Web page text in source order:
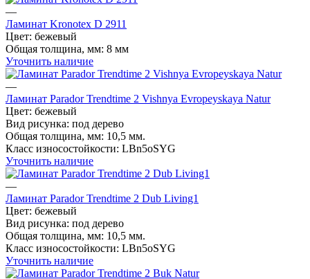
—
Ламинат Kronotex D 2911
Цвет: бежевый
Общая толщина, мм: 8 мм
Уточнить наличие
—
Ламинат Parador Trendtime 2 Vishnya Evropeyskaya Natur
Цвет: бежевый
Вид рисунка: под дерево
Общая толщина, мм: 10,5 мм.
Класс износостойкости: LBn5oSYG
Уточнить наличие
—
Ламинат Parador Trendtime 2 Dub Living1
Цвет: бежевый
Вид рисунка: под дерево
Общая толщина, мм: 10,5 мм.
Класс износостойкости: LBn5oSYG
Уточнить наличие